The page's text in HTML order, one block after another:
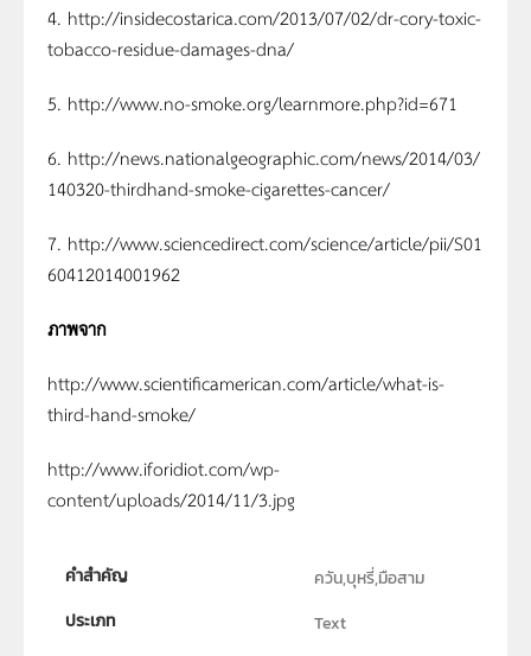
4. http://insidecostarica.com/2013/07/02/dr-cory-toxic-
tobacco-residue-damages-dna/
5. http://www.no-smoke.org/learnmore.php?id=671
6. http://news.nationalgeographic.com/news/2014/03/
140320-thirdhand-smoke-cigarettes-cancer/
7. http://www.sciencedirect.com/science/article/pii/S01
60412014001962
ภาพจาก
http://www.scientificamerican.com/article/what-is-
third-hand-smoke/
http://www.iforidiot.com/wp-
content/uploads/2014/11/3.jpg
คำสำคัญ
ควัน,บุหรี่,มือสาม
ประเภท
Text